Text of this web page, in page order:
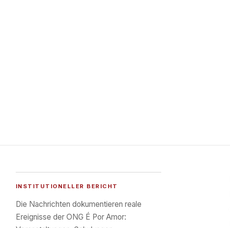
INSTITUTIONELLER BERICHT
Die Nachrichten dokumentieren reale
Ereignisse der ONG É Por Amor: